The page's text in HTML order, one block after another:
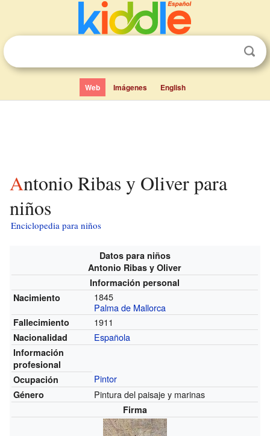
Web Imágenes English
Antonio Ribas y Oliver para
niños
Enciclopedia para niños
Datos para niños
Antonio Ribas y Oliver
Información personal
Nacimiento
1845
Palma de Mallorca
Fallecimiento 1911
Nacionalidad Española
Información
profesional
Ocupación
Pintor
Género Pintura del paisaje y marinas
Firma